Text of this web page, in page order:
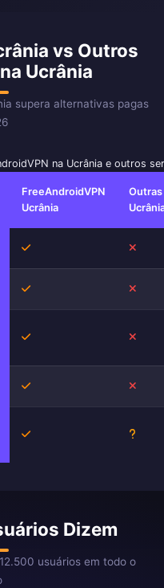
vs Outros
Ucrânia
supera alternativas pagas
na Ucrânia e outros
FreeAndroidVPN
Ucrânia
Outras
Sim
Sim
Sim
Sim
Sim
Dizem
usuários em todo o